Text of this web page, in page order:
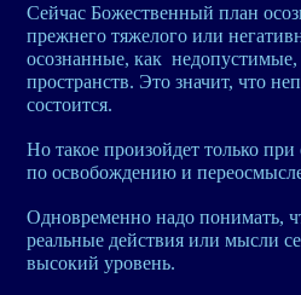
Сейчас Божественный план
прежнего тяжелого или
осознанные, как
пространств. Это значит, что
состоится.
Но такое произойдет только при
по освобождению и
Одновременно надо понимать,
реальные действия или мысли
высокий уровень.